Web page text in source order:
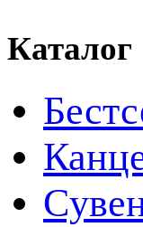
Каталог